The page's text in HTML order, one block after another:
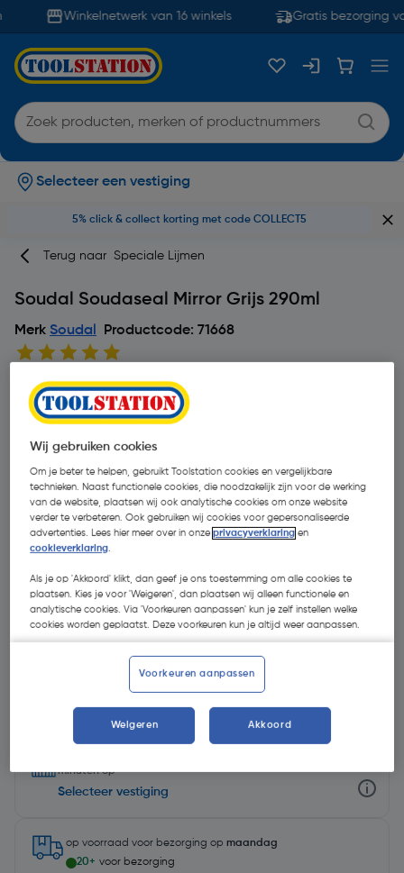
Winkelnetwerk van 16 winkels Gratis bezorging
Selecteer een vestiging
5% click & collect korting met code COLLECT5
Terug naar Speciale Lijmen
Soudal Soudaseal Mirror Grijs 290ml
Merk Soudal Productcode: 71668
| Excl. btw € 6,86
minuten op
Selecteer vestiging
op voorraad voor bezorging op maandag
20+ voor bezorging
Wij gebruiken cookies
Om je beter te helpen, gebruikt Toolstation cookies en vergelijkbare
technieken. Naast functionele cookies, die noodzakelijk zijn voor de werking
van de website, plaatsen wij ook analytische cookies om onze website
verder te verbeteren. Ook gebruiken wij cookies voor gepersonaliseerde
advertenties. Lees hier meer over in onzeprivacyverklaring en
cookieverklaring.
Als je op 'Akkoord' klikt, dan geef je ons toestemming om alle cookies te
plaatsen. Kies je voor 'Weigeren', dan plaatsen wij alleen functionele en
analytische cookies. Via 'Voorkeuren aanpassen' kun je zelf instellen welke
cookies worden geplaatst. Deze voorkeuren kun je altijd weer aanpassen.
Voorkeuren aanpassen
Weigeren Akkoord